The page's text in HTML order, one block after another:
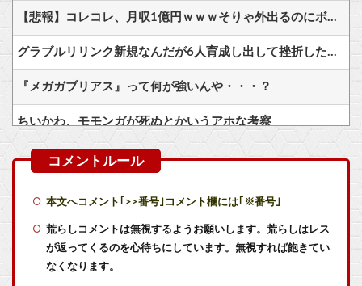
【悲報】コレコレ、月収1億円ｗｗｗそりゃ外出るのにボディガードつけるわ…
グラブルリリンク新規なんだが6人育成し出して挫折した、これ全キャラ育成するのにどんだけかかるの？
『メガガブリアス』って何が強いんや・・・？
ちいかわ、モモンガが死ぬとかいうアホな考察
【悲報】漫画『ナナとカオル』作者、大腸がんステージ4
【艦これ】授業中に居眠りふぶき 他
本文へコメント｢>>番号｣コメント欄には｢※番号｣
荒らしコメントは無視するようお願いします。荒らしはレス
が返ってくるのを心待ちにしています。無視すれば飽きてい
なくなります。